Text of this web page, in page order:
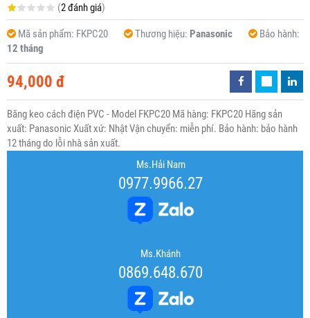
(2 đánh giá)
Mã sản phẩm: FKPC20 Thương hiệu: Panasonic
Bảo hành:
12 tháng
94,000 đ
Băng keo cách điện PVC - Model FKPC20 Mã hàng: FKPC20 Hãng sản
xuất: Panasonic Xuất xứ: Nhật Vận chuyển: miễn phí. Bảo hành: bảo hành
12 tháng do lỗi nhà sản xuất.
Ms.Hải Nam
0977.9966.27
Ms.Khánh
0869.648.670